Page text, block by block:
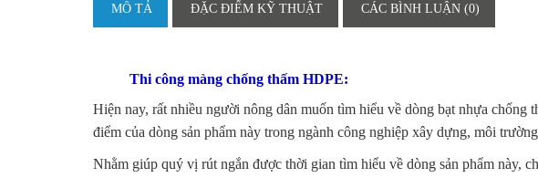
MÔ TẢ ĐẶC ĐIỂM KỸ THUẬT CÁC BÌNH LUẬN (0)
Thi công màng chống thấm HDPE:
Hiện nay, rất nhiều người nông dân muốn tìm hiểu về dòng bạt nhựa
điểm của dòng sản phẩm này trong ngành công nghiệp xây dựng, môi
Nhằm giúp quý vị rút ngắn được thời gian tìm hiểu về dòng sản phẩm này,